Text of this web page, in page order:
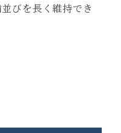
びを長く維持でき